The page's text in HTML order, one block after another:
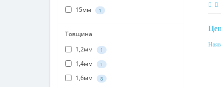
12мм 1
15мм 1
Товщина
1,2мм
1
1,4мм 1